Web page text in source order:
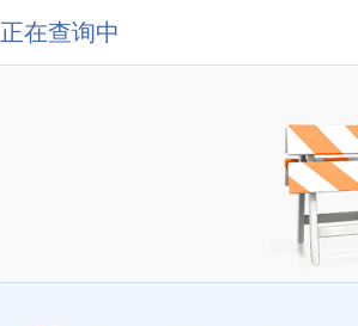
正在查询中